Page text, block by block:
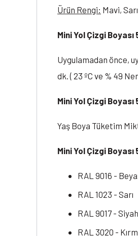
Ürün Rengi: Mavi,
Mini Yol Çizgi
Uygulamadan önce,
dk. ( 23 ºC ve % 49
Mini Yol Çizgi
Yaş Boya Tüketim
Mini Yol Çizgi Boyası
RAL 9016 -
RAL 1023 - Sarı
RAL 9017 - Siyah
RAL 3020 -